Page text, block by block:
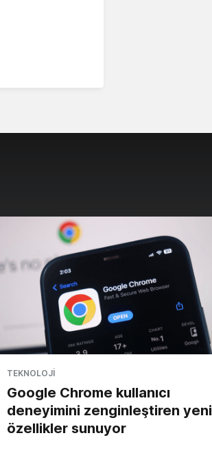
TEKNOLOJI
Google Chrome kullanıcı
deneyimini zenginleştiren yeni
özellikler sunuyor